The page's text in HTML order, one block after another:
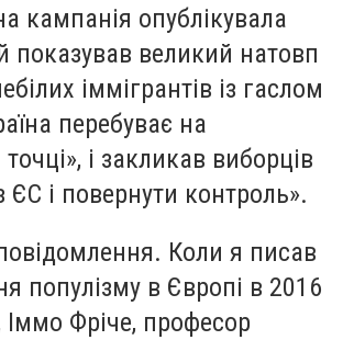
кампанія опублікувала
показував великий натовп
іммігрантів із гаслом
перебуває на
і закликав виборців
ЄС і повернути контроль».
Коли я писав
популізму в Європі в 2016
Іммо Фріче, професор